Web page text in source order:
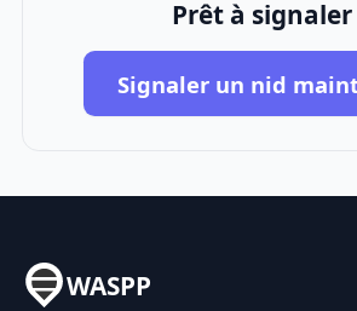
Prêt à signaler
Signaler un nid
WASPP